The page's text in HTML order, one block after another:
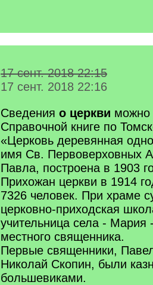
17 сент. 2018 22:15
17 сент. 2018 22:16
Сведения о церкви можно
Справочной книге по
«Церковь деревянная
имя Св. Первоверховных
Павла, построена в 1903
Прихожан церкви в 1914
7326 человек. При храме
церковно-приходская
учительница села -
местного священника.
Первые священники,
Николай Скопин, были
большевиками.